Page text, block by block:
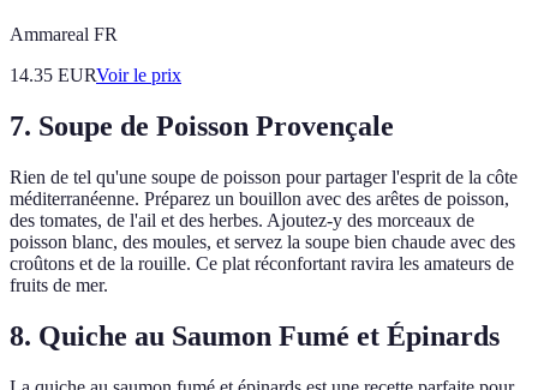
Ammareal FR
14.35 EURVoir le prix
7. Soupe de Poisson Provençale
Rien de tel qu'une soupe de poisson pour partager l'esprit de la côte
méditerranéenne. Préparez un bouillon avec des arêtes de poisson,
des tomates, de l'ail et des herbes. Ajoutez-y des morceaux de
poisson blanc, des moules, et servez la soupe bien chaude avec des
croûtons et de la rouille. Ce plat réconfortant ravira les amateurs de
fruits de mer.
8. Quiche au Saumon Fumé et Épinards